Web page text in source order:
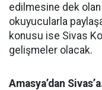
edilmesine dek
okuyucularla
konusu ise Sivas
gelişmeler olacak.
Amasya’dan